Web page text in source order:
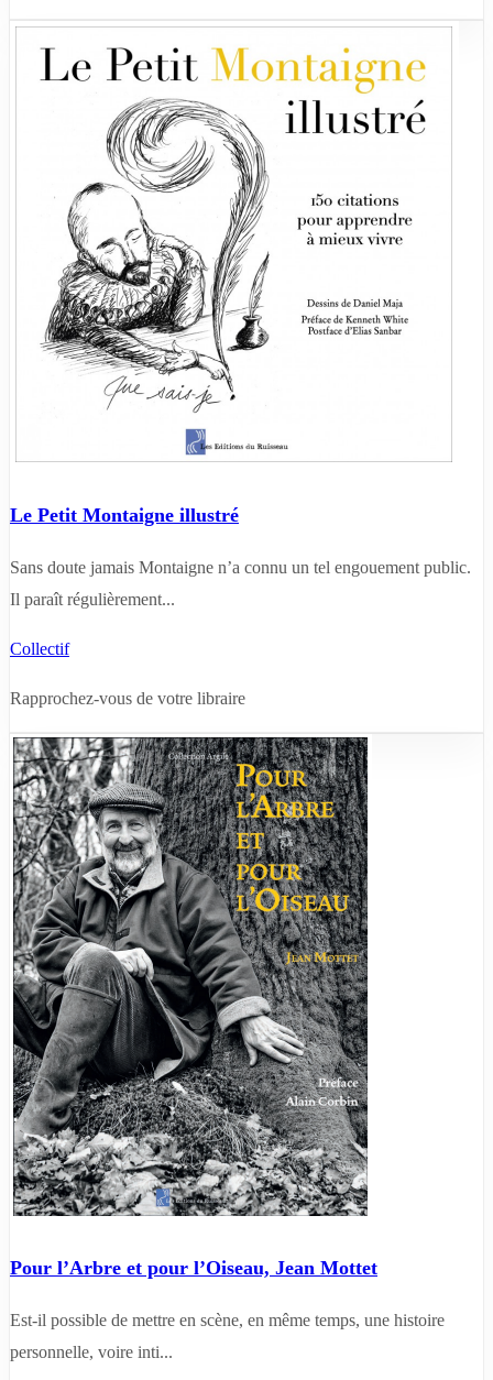
Le Petit Montaigne illustré
Sans doute jamais Montaigne n’a connu un tel engouement public.
Il paraît régulièrement...
Collectif
Rapprochez-vous de votre libraire
Pour l’Arbre et pour l’Oiseau, Jean Mottet
Est-il possible de mettre en scène, en même temps, une histoire
personnelle, voire inti...